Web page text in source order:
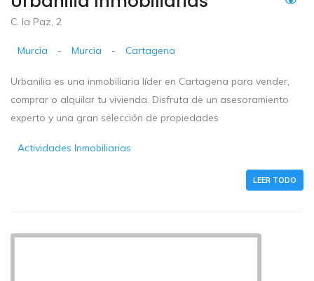
C. la Paz, 2
Murcia - Murcia - Cartagena
Urbanilia es una inmobiliaria líder en Cartagena para vender,
comprar o alquilar tu vivienda. Disfruta de un asesoramiento
experto y una gran selección de propiedades
Actividades Inmobiliarias
LEER TODO